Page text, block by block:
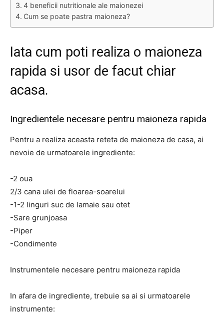
4 beneficii nutritionale ale maionezei
Cum se poate pastra maioneza?
Iata cum poti realiza o maioneza
rapida si usor de facut chiar
acasa.
Ingredientele necesare pentru maioneza rapida
Pentru a realiza aceasta reteta de maioneza de casa, ai
nevoie de urmatoarele ingrediente:
-2 oua
2/3 cana ulei de floarea-soarelui
-1-2 linguri suc de lamaie sau otet
-Sare grunjoasa
-Piper
-Condimente
Instrumentele necesare pentru maioneza rapida
In afara de ingrediente, trebuie sa ai si urmatoarele
instrumente: